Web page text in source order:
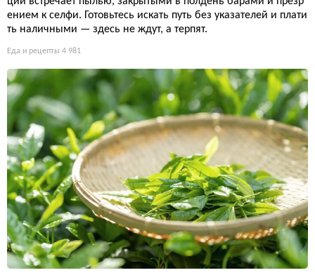
ением к селфи. Готовьтесь искать путь без указателей и плати
ть наличными — здесь не ждут, а терпят.
Еда и рецепты 4 981